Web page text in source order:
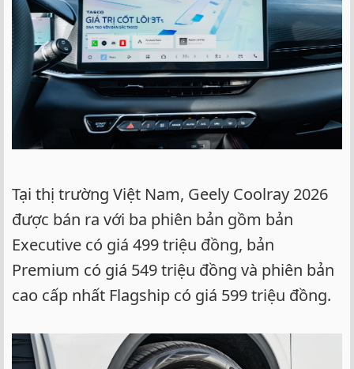
Tại thị trường Việt Nam, Geely Coolray 2026
được bán ra với ba phiên bản gồm bản
Executive có giá 499 triệu đồng, bản
Premium có giá 549 triệu đồng và phiên bản
cao cấp nhất Flagship có giá 599 triệu đồng.